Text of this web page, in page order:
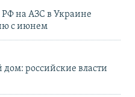
РФ на АЗС в Украине
с июнем
российские власти